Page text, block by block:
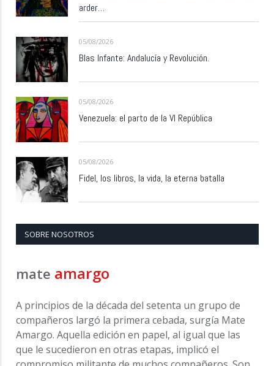
arder…
05/08/2026
Blas Infante: Andalucía y Revolución.
05/08/2026
Venezuela: el parto de la VI República
05/08/2026
Fidel, los libros, la vida, la eterna batalla
SOBRE NOSOTROS
mate amargo
A principios de la década del setenta un grupo de
compañeros largó la primera cebada, surgía Mate
Amargo. Aquella edición en papel, al igual que las
que le sucedieron en otras etapas, implicó el